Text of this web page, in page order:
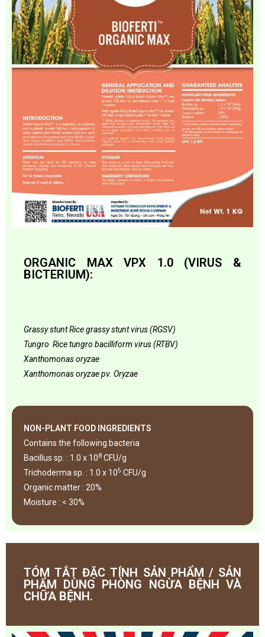
ORGANIC MAX VPX 1.0 (VIRUS &
BICTERIUM):
Grassy stunt Rice grassy stunt virus (RGSV)
Tungro Rice tungro bacilliform virus (RTBV)
Xanthomonasoryzae
Xanthomonasoryzaepv. Oryzae
NON-PLANT FOOD INGREDIENTS
Contains the following bacteria
Bacillus sp. : 1.0 x 108 CFU/g
Trichoderma sp. : 1.0 x 105 CFU/g
Organic matter : 20%
Moisture : < 30%
TÓM TẮT ĐẶC TÍNH SẢN PHẨM / SẢN
PHẨM DÙNG PHÒNG NGỪA BỆNH VÀ
CHỮA BỆNH.